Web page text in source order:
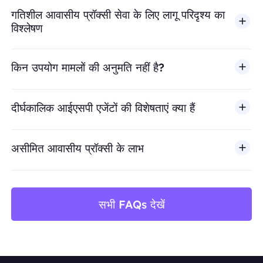
गतिशील आवासीय प्रॉक्सी सेवा के लिए लागू परिदृश्य का
विश्लेषण
किन उपयोग मामलों की अनुमति नहीं है?
BestProxy धोखाधड़ी, स्पैम, नकली एंगेजमेंट, क्रेडेंशियल दुरुपयोग,
दीर्घकालिक आईएसपी एजेंटों की विशेषताएं क्या हैं
असीमित आवासीय प्रॉक्सी के लाभ
सभी FAQs देखें